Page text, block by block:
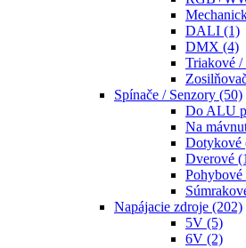
DALI (1)
DMX (4)
Triakové
Spínače / Senzory (50)
Do ALU
Na
Dotykové
Dverové
Pohybové
Napájacie zdroje (202)
5V (5)
6V (2)